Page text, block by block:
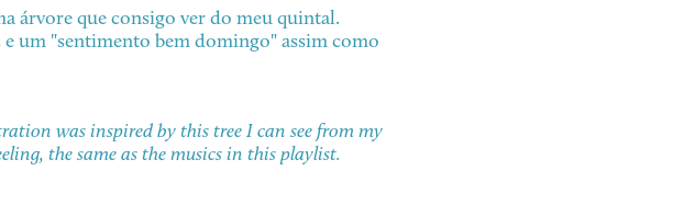
árvore que consigo ver do meu quintal.
e um "sentimento bem domingo" assim como
was inspired by this tree I can see from my
the same as the musics in this playlist.